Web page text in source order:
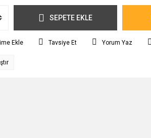
SEPETE EKLE
Tavsiye Et Yorum Yaz